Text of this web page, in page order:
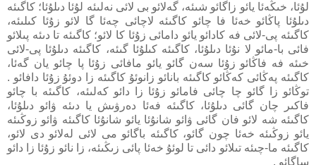
لۇئا، خىڭەئا يائو زاگائو شىئە، گەلائو بى لائى نەلىئە لۇئا دىلۇئا؛ كاگىئە
دىلۇئا پاڭائو خەئا فا چائو كاگىئە لاچائى چەئا گا لائو زۇئا كىلىئە،
كاگىئە پى-لائى فە كادائو يائو دامائى زۇئا كا لائو؛ كاگىئە تا دىئە پىلائو
فائى با-مائو لا نۇئا دىلۇئا، كاگىئە كىلۇئا گىئە، كاگىئە دىلۇئا پى-لائى
خىئە فە فاڭائو زۇئا سەن گائو يائو مافائى زۇئا پا چائو يان گەئا،
كاگىئە پەڭائى كەڭائو كاگىئە بانائو زانوئۇ كاگىئە زا دوئۇ زۇئا دافائو .
توڭائو زا گائو چا چائى فامائو زۇئا زا دائو كەلىئە، كاگىئە با چائو
فاكىر چان گائى دىلۇئا، كاگىئە فەئا دەرۋىش يا دىئە ۋائو دىلۇئا،
كاگىئە شە لائو فان گائى ۋائو شانۇئا يائو شانۇئا كاگىئە ۋائو زوڭىئە
يائو زوڭىئە خەئا چون گائو، كاگىئە باگائو مى لائى لەلائو دى لائو،
كاگىئە ما-چىئە تىلائو دائى تا لوئۇ خەئا پائى زىڭىئە، زا نائو زۇئا زا دائو
ساگائو .